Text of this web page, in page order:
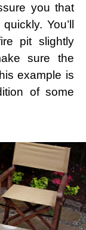
you that
You’ll
pit slightly
sure the
example is
of some